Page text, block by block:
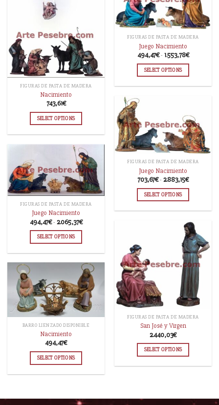
FIGURAS DE PASTA DE MADERA
Juego Nacimiento
494,47€ - 1.553,78€
SELECT OPTIONS
FIGURAS DE PASTA DE MADERA
Nacimiento
743,61€
SELECT OPTIONS
FIGURAS DE PASTA DE MADERA
Juego Nacimiento
703,67€- 2.883,15€
SELECT OPTIONS
FIGURAS DE PASTA DE MADERA
Juego Nacimiento
494,47€ - 2.065,37€
SELECT OPTIONS
FIGURAS DE PASTA DE MADERA
San José y Virgen
2.440,03€
SELECT OPTIONS
BARRO LIENZADO DISPONIBLE
Nacimiento
494,47€
SELECT OPTIONS